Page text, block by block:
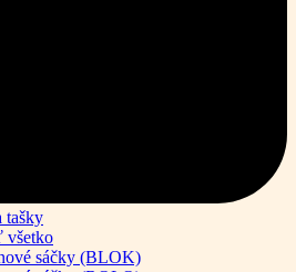
tašky
všetko
sáčky (BLOK)